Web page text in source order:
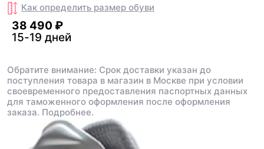
Как определить размер обуви
38 490 ₽
15-19 дней
Обратите внимание: Срок доставки указан до
поступления товара в магазин в Москве при условии
своевременного предоставления паспортных данных
для таможенного оформления после оформления
заказа. Подробнее.